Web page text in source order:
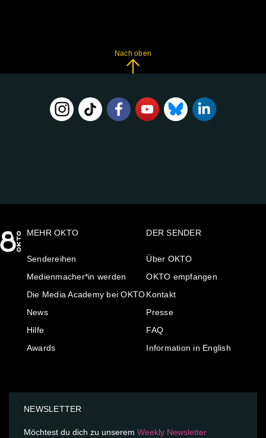
Nach oben
MEHR OKTO
Sendereihen
Medienmacher*in werden
Die Media Academy bei OKTO
News
Hilfe
Awards
DER SENDER
Über OKTO
OKTO empfangen
Kontakt
Presse
FAQ
Information in English
NEWSLETTER
Möchtest du dich zu unserem Weekly Newsletter